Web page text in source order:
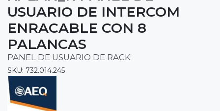
USUARIO DE INTERCOM
ENRACABLE CON 8
PALANCAS
PANEL DE USUARIO DE RACK
SKU: 732.014.245